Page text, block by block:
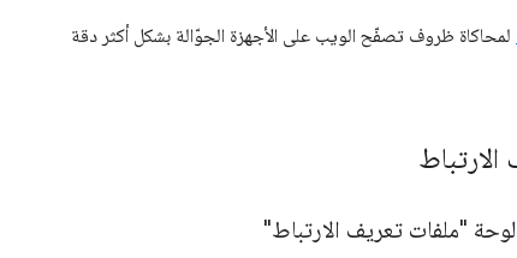
لمحاكاة ظروف تصفّح الويب على الأجهزة الجوّالة بشكل أكثر دقة
"ملفات تعريف الارتباط"